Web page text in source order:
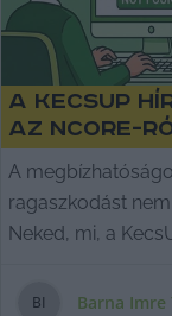
A KecsUP
az nCore-
A
ragaszkodást
Neked, mi, a
BI Barna Imre